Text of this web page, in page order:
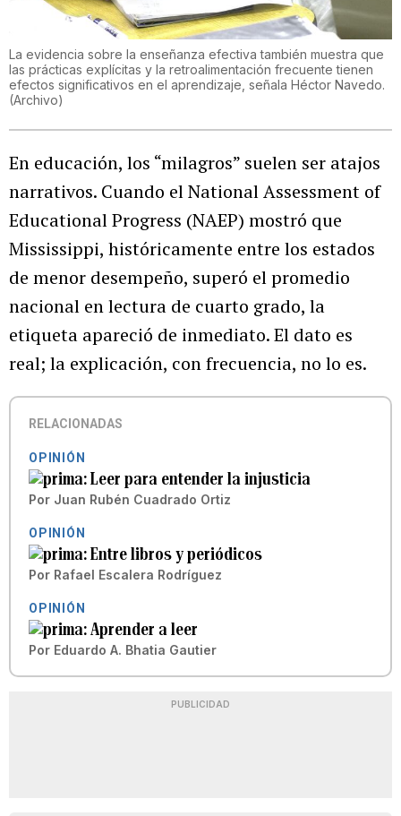
La evidencia sobre la enseñanza efectiva también muestra que
las prácticas explícitas y la retroalimentación frecuente tienen
efectos significativos en el aprendizaje, señala Héctor Navedo.
(Archivo)
En educación, los “milagros” suelen ser atajos
narrativos. Cuando el National Assessment of
Educational Progress (NAEP) mostró que
Mississippi, históricamente entre los estados
de menor desempeño, superó el promedio
nacional en lectura de cuarto grado, la
etiqueta apareció de inmediato. El dato es
real; la explicación, con frecuencia, no lo es.
RELACIONADAS
OPINIÓN
Leer para entender la injusticia
Por Juan Rubén Cuadrado Ortiz
OPINIÓN
Entre libros y periódicos
Por Rafael Escalera Rodríguez
OPINIÓN
Aprender a leer
Por Eduardo A. Bhatia Gautier
PUBLICIDAD